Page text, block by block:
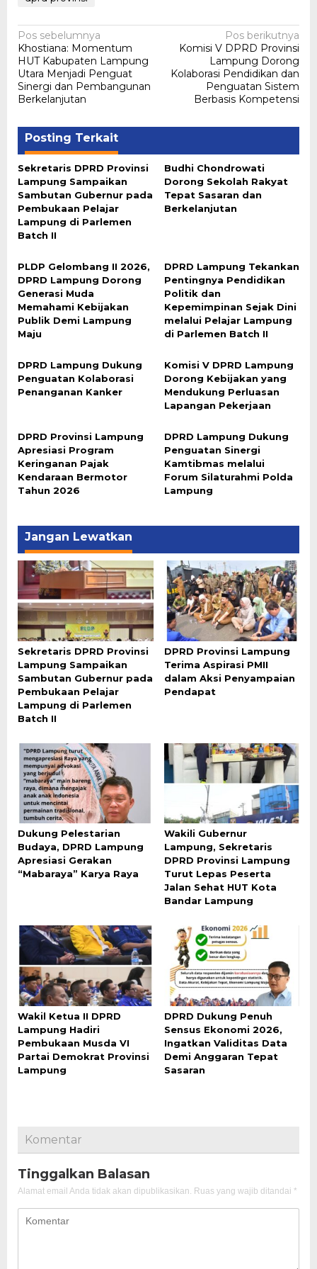
Navigasi
pos
Pos sebelumnya
Khostiana: Momentum
HUT Kabupaten Lampung
Utara Menjadi Penguat
Sinergi dan Pembangunan
Berkelanjutan
Pos berikutnya
Komisi V DPRD Provinsi
Lampung Dorong
Kolaborasi Pendidikan dan
Penguatan Sistem
Berbasis Kompetensi
Posting Terkait
Sekretaris DPRD Provinsi
Lampung Sampaikan
Sambutan Gubernur pada
Pembukaan Pelajar
Lampung di Parlemen
Batch II
Budhi Chondrowati
Dorong Sekolah Rakyat
Tepat Sasaran dan
Berkelanjutan
PLDP Gelombang II 2026,
DPRD Lampung Dorong
Generasi Muda
Memahami Kebijakan
Publik Demi Lampung
Maju
DPRD Lampung Tekankan
Pentingnya Pendidikan
Politik dan
Kepemimpinan Sejak Dini
melalui Pelajar Lampung
di Parlemen Batch II
DPRD Lampung Dukung
Penguatan Kolaborasi
Penanganan Kanker
Komisi V DPRD Lampung
Dorong Kebijakan yang
Mendukung Perluasan
Lapangan Pekerjaan
DPRD Provinsi Lampung
Apresiasi Program
Keringanan Pajak
Kendaraan Bermotor
Tahun 2026
DPRD Lampung Dukung
Penguatan Sinergi
Kamtibmas melalui
Forum Silaturahmi Polda
Lampung
Jangan Lewatkan
Sekretaris DPRD Provinsi
Lampung Sampaikan
Sambutan Gubernur pada
Pembukaan Pelajar
Lampung di Parlemen
Batch II
DPRD Provinsi Lampung
Terima Aspirasi PMII
dalam Aksi Penyampaian
Pendapat
Dukung Pelestarian
Budaya, DPRD Lampung
Apresiasi Gerakan
“Mabaraya” Karya Raya
Wakili Gubernur
Lampung, Sekretaris
DPRD Provinsi Lampung
Turut Lepas Peserta
Jalan Sehat HUT Kota
Bandar Lampung
Wakil Ketua II DPRD
Lampung Hadiri
Pembukaan Musda VI
Partai Demokrat Provinsi
Lampung
DPRD Dukung Penuh
Sensus Ekonomi 2026,
Ingatkan Validitas Data
Demi Anggaran Tepat
Sasaran
Komentar
Tinggalkan Balasan
Alamat email Anda tidak akan dipublikasikan. Ruas yang wajib ditandai *